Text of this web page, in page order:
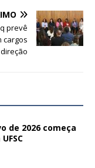
prevê
cargos
de 2026 começa